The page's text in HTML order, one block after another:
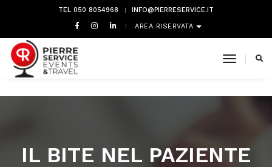
TEL 050 8054968 INFO@PIERRESERVICE.IT
AREA RISERVATA
toggle
IL BITE NEL PAZIENTE